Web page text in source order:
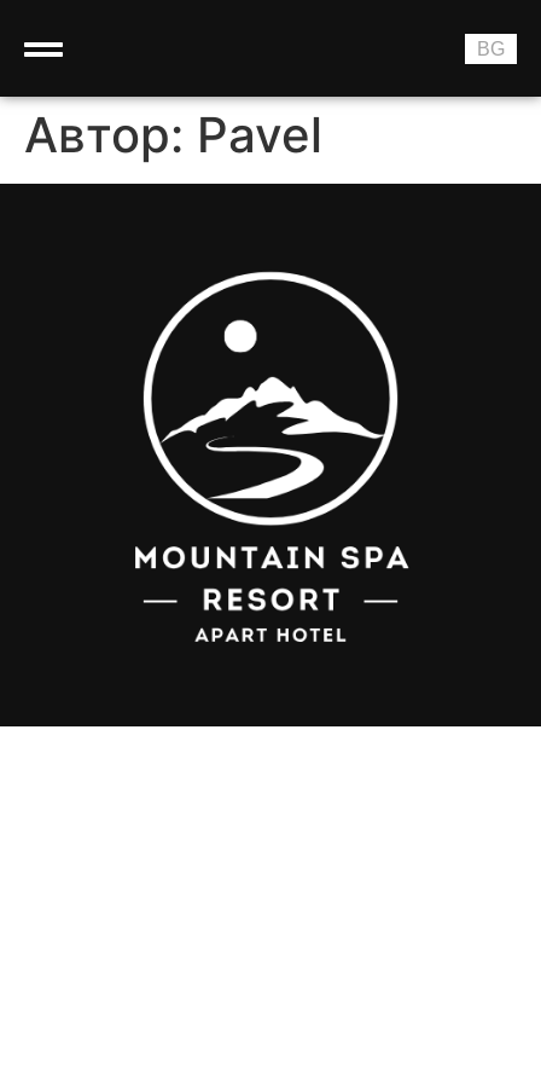
BG
RU
EN
Автор: Pavel